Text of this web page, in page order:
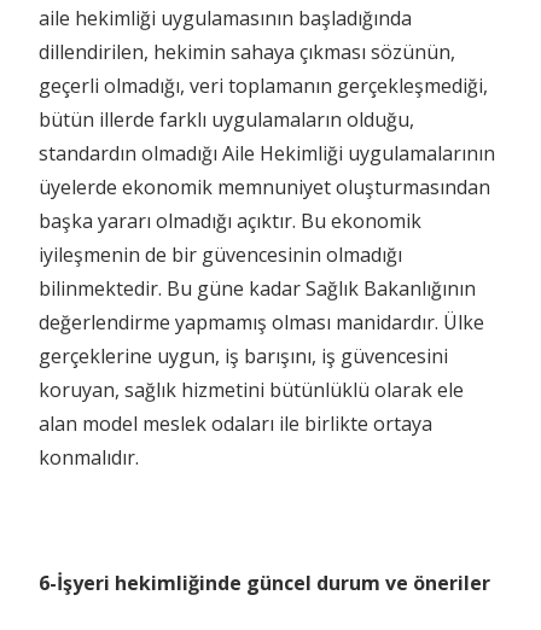
aile hekimliği uygulamasının başladığında
dillendirilen, hekimin sahaya çıkması sözünün,
geçerli olmadığı, veri toplamanın gerçekleşmediği,
bütün illerde farklı uygulamaların olduğu,
standardın olmadığı Aile Hekimliği uygulamalarının
üyelerde ekonomik memnuniyet oluşturmasından
başka yararı olmadığı açıktır. Bu ekonomik
iyileşmenin de bir güvencesinin olmadığı
bilinmektedir. Bu güne kadar Sağlık Bakanlığının
değerlendirme yapmamış olması manidardır. Ülke
gerçeklerine uygun, iş barışını, iş güvencesini
koruyan, sağlık hizmetini bütünlüklü olarak ele
alan model meslek odaları ile birlikte ortaya
konmalıdır.
6-İşyeri hekimliğinde güncel durum ve öneriler